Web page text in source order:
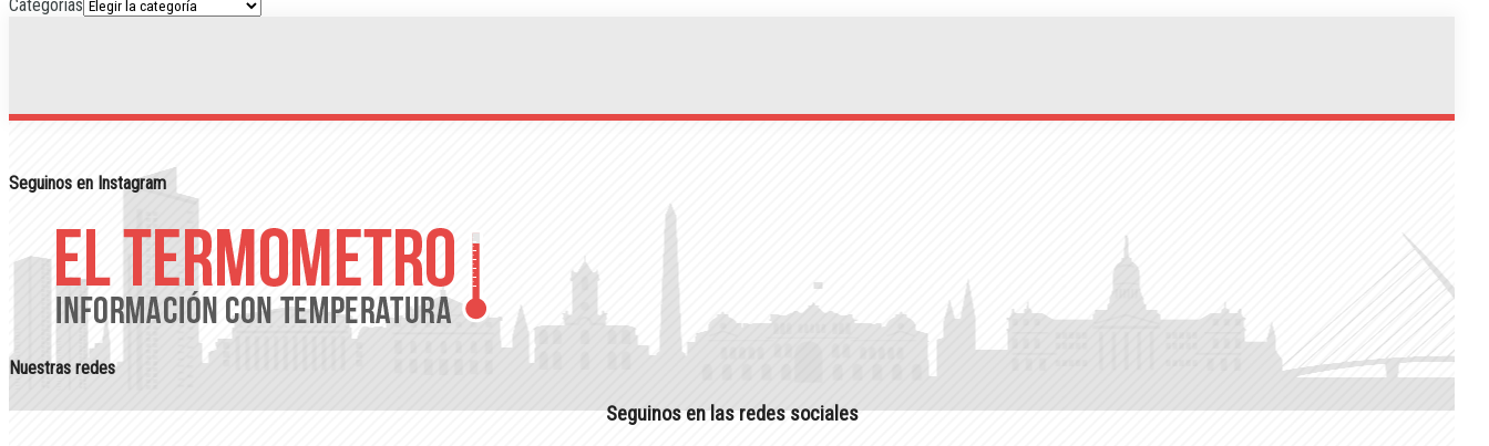
Categorias
Seguinos en Instagram
Nuestras redes
Seguinos en las redes sociales